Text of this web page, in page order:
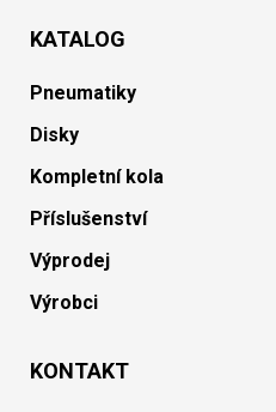
KATALOG
Pneumatiky
Disky
Kompletní kola
Příslušenství
Výprodej
Výrobci
KONTAKT